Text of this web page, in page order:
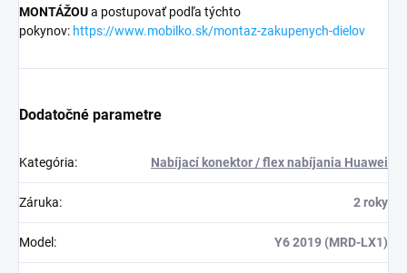
MONTÁŽOUa postupovať podľa týchto
pokynov: https://www.mobilko.sk/montaz-zakupenych-dielov
Dodatočné parametre
Kategória: Nabíjací konektor / flex nabíjania Huawei
Záruka: 2 roky
Model : Y6 2019 (MRD-LX1)